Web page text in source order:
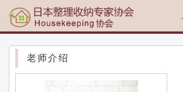
老师介绍